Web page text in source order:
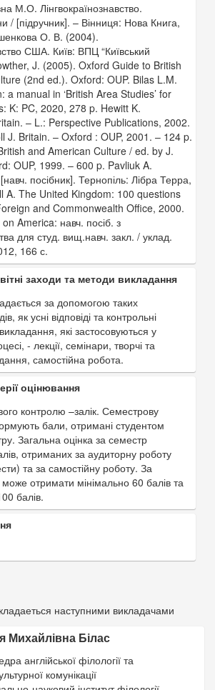
М.О. Лінгвокраїнознавство.
/ [підручник]. – Вінниця: Нова Книга,
О. В. (2004).
США. Київ: ВПЦ “Київський
J. (2005). Oxford Guide to British
(2nd ed.). Oxford: OUP. Bilas L.M.
a manual in ‘British Area Studies’ for
K: PC, 2020, 278 p. Hewitt K.
– L.: Perspective Publications, 2002.
J. Britain. – Oxford : OUP, 2001. – 124 p.
and American Culture / ed. by J.
OUP, 1999. – 600 p. Pavliuk A.
посібник]. Тернопіль: Лібра Терра,
A. The United Kingdom: 100 questions
and Commonwealth Office, 2000.
America: навч. посіб. з
для студ. вищ.навч. закл. / уклад.
166 с.
заходи та методи викладання
за допомогою таких
як усні відповіді та контрольні
які застосовуються у
- лекції, семінари, творчі та
самостійна робота.
оцінювання
контролю –залік. Семестрову
бали, отримані студентом
Загальна оцінка за семестр
отриманих за аудиторну роботу
та за самостійну роботу. За
отримати мінімально 60 балів та
балів.
наступними викладачами
Михайлівна Білас
англійської філології та
комунікації